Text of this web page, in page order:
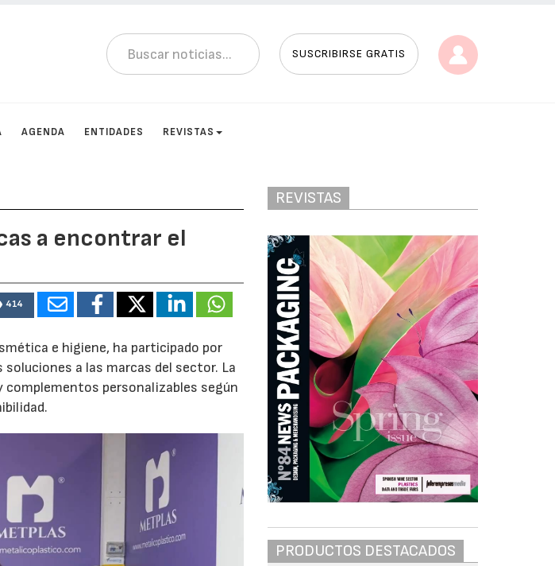
SUSCRIBIRSE GRATIS
AGENDA ENTIDADES REVISTAS
a encontrar el
414
e higiene, ha participado por
a las marcas del sector. La
personalizables según
REVISTAS
PRODUCTOS DESTACADOS